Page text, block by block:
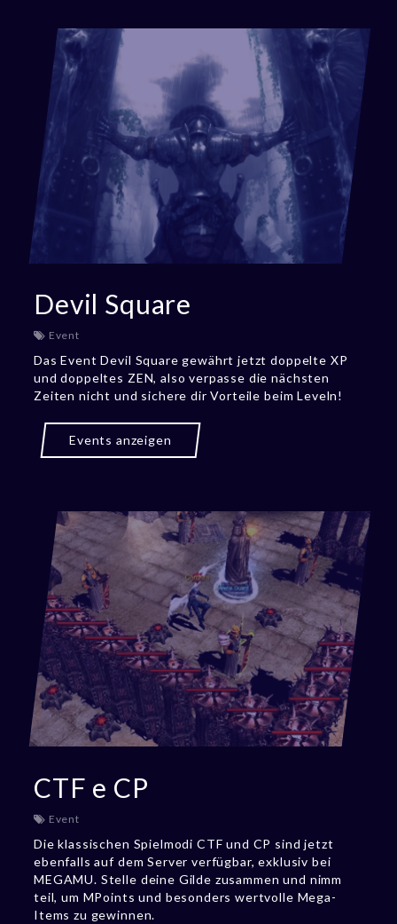
Devil Square
Event
Das Event Devil Square gewährt jetzt doppelte XP
und doppeltes ZEN, also verpasse die nächsten
Zeiten nicht und sichere dir Vorteile beim Leveln!
Events anzeigen
CTF e CP
Event
Die klassischen Spielmodi CTF und CP sind jetzt
ebenfalls auf dem Server verfügbar, exklusiv bei
MEGAMU. Stelle deine Gilde zusammen und nimm
teil, um MPoints und besonders wertvolle Mega-
Items zu gewinnen.